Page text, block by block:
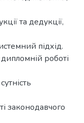
та дедукції,
підхід.
роботі
законодавчого